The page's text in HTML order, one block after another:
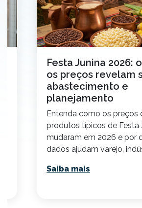
Festa Junina 2026:
os preços revelam
abastecimento e
planejamento
Entenda como os preços
produtos típicos de Festa
mudaram em 2026 e por
dados ajudam varejo,
Saiba mais